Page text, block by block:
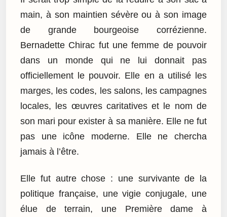
main, à son maintien sévère ou à son image
de grande bourgeoise corrézienne.
Bernadette Chirac fut une femme de pouvoir
dans un monde qui ne lui donnait pas
officiellement le pouvoir. Elle en a utilisé les
marges, les codes, les salons, les campagnes
locales, les œuvres caritatives et le nom de
son mari pour exister à sa manière. Elle ne fut
pas une icône moderne. Elle ne chercha
jamais à l’être.
Elle fut autre chose : une survivante de la
politique française, une vigie conjugale, une
élue de terrain, une Première dame à